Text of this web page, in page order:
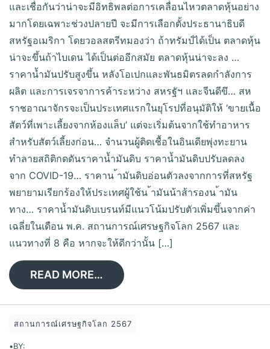
และเชื่อกันว่าน่าจะมีอิทธิพลต่อการเคลื่อนไหวตลาดหุ้นอย่าง
มากโดยเฉพาะช่วงปลายปี จะมีการเลือกตั้งประธานาธิบดี
สหรัฐอเมริกา โดยวอลสตรีทมองว่า ถ้าทรัมป์ได้เป็น ตลาดหุ้น
น่าจะขึ้นถ้าไบเดน ได้เป็นต่ออีกสมัย ตลาดหุ้นน่าจะลง …
ราคาน้ำมันปรับสูงขึ้น หลังโอเปกและพันธมิตรลดกำลังการ
ผลิต และการเจรจาการค้าระหว่าง สหรฐัฯ และจีนดีขึ… สห
ราชอาณาจักรจะเป็นประเทศแรกในยุโรปที่อนุมัติให้ ‘ขายเนื้อ
สัตว์ที่เพาะเลี้ยงจากห้องแล็บ’ แต่จะเริ่มต้นจากใช้ทำอาหาร
สำหรับสัตว์เลี้ยงก่อน… จำนวนผู้ติดเชื้อในอินเดียพุ่งทะยาน
ทำลายสถิติกดดันราคาน้ำมันดิบ ราคาน้ำมันดิบปรับลดลง
จาก COVID-19… ราคาน ้ามันดิบอ่อนตัวลงจากการที่สหรัฐ
พยายามเรียกร้องให้ประเทศผู้ใช้น ้ามันน้าส้ารองน ้ามัน
ทาง… ราคาน้ำมันดิบเบรนท์มีแนวโน้มปรับตัวเพิ่มขึ้นจากค่า
เฉลี่ยในเดือน พ.ค. สถานการณ์เศรษฐกิจโลก 2567 และ
แนวทางที่ 8 คือ หากจะให้ดีกว่านั้น […]
READ MORE…
สถานการณ์เศรษฐกิจโลก 2567
•BY: